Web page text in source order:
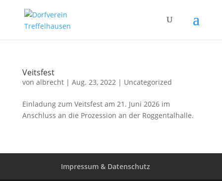
Veitsfest
von albrecht| Aug. 23, 2022| Uncategorized
Einladung zum Veitsfest am 21. Juni 2026 im
Anschluss an die Prozession an der Roggentalhalle.
Impressum & Datenschutz